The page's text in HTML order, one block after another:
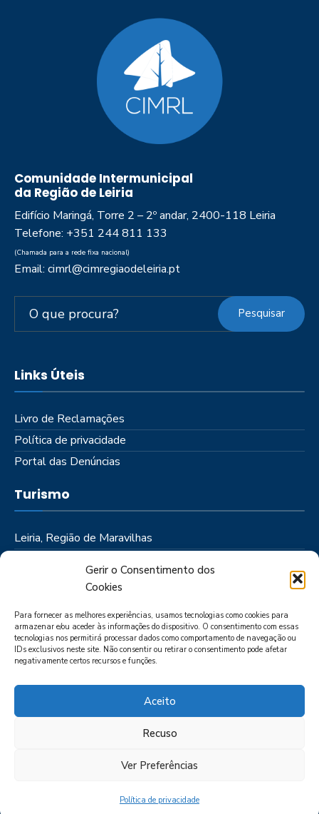
Gerir o Consentimento dos
Cookies
Para fornecer as melhores experiências, usamos tecnologias como cookies para
armazenar e/ou aceder às informações do dispositivo. O consentimento com essas
tecnologias nos permitirá processar dados como comportamento de navegação ou
IDs exclusivos neste site. Não consentir ou retirar o consentimento pode afetar
negativamente certos recursos e funções.
Aceito
Recuso
Ver Preferências
Política de privacidade
Comunidade Intermunicipal
da Região de Leiria
Edifício Maringá, Torre 2 – 2º andar, 2400-118 Leiria
Telefone: +351 244 811 133
(Chamada para a rede fixa nacional)
Email: cimrl@cimregiaodeleiria.pt
Pesquisar
Links Úteis
Livro de Reclamações
Política de privacidade
Portal das Denúncias
Turismo
Leiria, Região de Maravilhas
Roteiros
POLÍTICA DE PRIVACIDADE
DAS DENÚNCIAS